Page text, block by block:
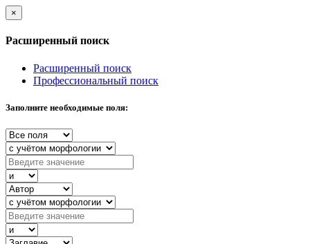
×
Расширенный поиск
Расширенный поиск
Профессиональный поиск
Заполните необходимые поля: